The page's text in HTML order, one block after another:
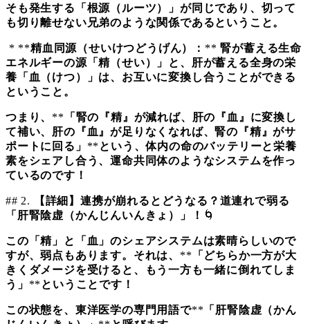
そも発生する「根源（ルーツ）」が同じであり、切って
も切り離せない兄弟のような関係であるということ。
* **精血同源（せいけつどうげん）： **腎が蓄える生命
エネルギーの源「精（せい）」と、肝が蓄える全身の栄
養「血（けつ）」は、お互いに変換し合うことができる
ということ。
つまり、 **
「腎の『精』が減れば、肝の『血』に変換し
て補い、肝の『血』が足りなくなれば、腎の『精』がサ
ポートに回る」 ** という、体内の命のバッテリーと栄養
素をシェアし合う、運命共同体のようなシステムを作っ
ているのです！
## 2.
【詳細】連携が崩れるとどうなる？道連れで弱る
「肝腎陰虚（かんじんいんきょ）」！ 🌀
この「精」と「血」のシェアシステムは素晴らしいので
すが、弱点もあります。それは、 ** 「どちらか一方が大
きくダメージを受けると、もう一方も一緒に倒れてしま
う」 ** ということです！
この状態を、東洋医学の専門用語で** 「肝腎陰虚（かん